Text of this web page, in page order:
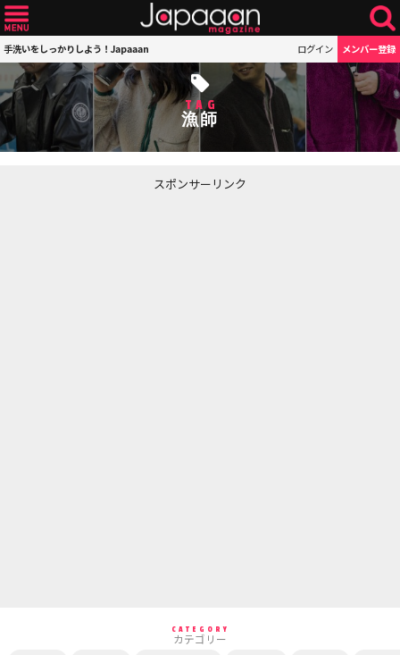
手洗いをしっかりしよう！Japaaan ログイン メンバー登録
TAG
漁師
スポンサーリンク
CATEGORY
カテゴリー